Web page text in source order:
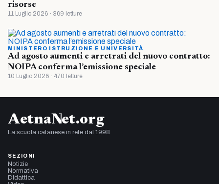
risorse
11 Luglio 2026 · 369 letture
MINISTERO ISTRUZIONE E UNIVERSITÀ
Ad agosto aumenti e arretrati del nuovo contratto:
NOIPA conferma l’emissione speciale
10 Luglio 2026 · 470 letture
AetnaNet.org
La scuola catanese in rete dal 1998
SEZIONI
Notizie
Normativa
Didattica